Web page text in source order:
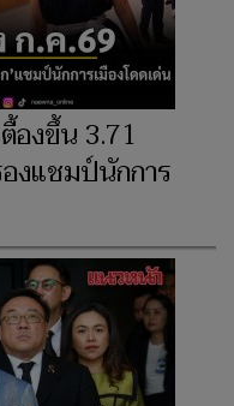
องขึ้น 3.71
งแชมป์นักการ